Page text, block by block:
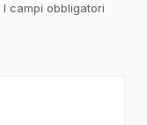
I campi obbligatori